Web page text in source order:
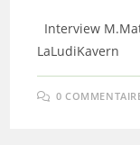
Interview
LaLudiKavern
0